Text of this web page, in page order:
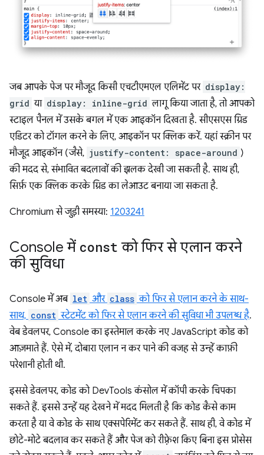
जब आपके पेज पर मौजूद किसी एचटीएमएल एलिमेंट पर display:
grid या display: inline-grid लागू किया जाता है, तो आपको
स्टाइल पैनल में उसके बगल में एक आइकॉन दिखता है. सीएसएस ग्रिड
एडिटर को टॉगल करने के लिए, आइकॉन पर क्लिक करें. यहां स्क्रीन पर
मौजूद आइकॉन (जैसे, justify-content: space-around )
की मदद से, संभावित बदलावों की झलक देखी जा सकती है. साथ ही,
सिर्फ़ एक क्लिक करके ग्रिड का लेआउट बनाया जा सकता है.
Chromium से जुड़ी समस्या: 1203241
Console में const को फिर से एलान करने
की सुविधा
Console में अब let और class को फिर से एलान करने के साथ-
साथ, const स्टेटमेंट को फिर से एलान करने की सुविधा भी उपलब्ध है.
वेब डेवलपर, Console का इस्तेमाल करके नए JavaScript कोड को
आज़माते हैं. ऐसे में, दोबारा एलान न कर पाने की वजह से उन्हें काफ़ी
परेशानी होती थी.
इससे डेवलपर, कोड को DevTools कंसोल में कॉपी करके चिपका
सकते हैं. इससे उन्हें यह देखने में मदद मिलती है कि कोड कैसे काम
करता है या वे कोड के साथ एक्सपेरिमेंट कर सकते हैं. साथ ही, वे कोड में
छोटे-मोटे बदलाव कर सकते हैं और पेज को रीफ़्रेश किए बिना इस प्रोसेस